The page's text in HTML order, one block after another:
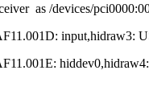
as /devices/
input,hidraw3: